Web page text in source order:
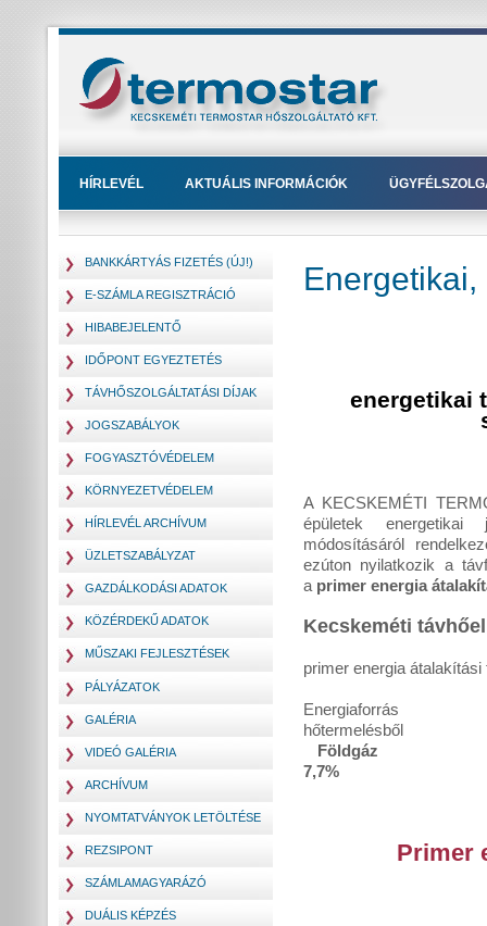
HÍRLEVÉL AKTUÁLIS INFORMÁCIÓK
BANKKÁRTYÁS FIZETÉS (ÚJ!)
E-SZÁMLA REGISZTRÁCIÓ
HIBABEJELENTŐ
IDŐPONT EGYEZTETÉS
TÁVHŐSZOLGÁLTATÁSI DÍJAK
JOGSZABÁLYOK
FOGYASZTÓVÉDELEM
KÖRNYEZETVÉDELEM
HÍRLEVÉL ARCHÍVUM
ÜZLETSZABÁLYZAT
GAZDÁLKODÁSI ADATOK
KÖZÉRDEKŰ ADATOK
MŰSZAKI FEJLESZTÉSEK
PÁLYÁZATOK
GALÉRIA
VIDEÓ GALÉRIA
ARCHÍVUM
NYOMTATVÁNYOK LETÖLTÉSE
REZSIPONT
SZÁMLAMAGYARÁZÓ
DUÁLIS KÉPZÉS
energetikai
A KECSKEMÉTI
épületek energetikai
módosításáról
ezúton nyilatkozik a
a primer energia
Kecskeméti
primer energia
Energiaforrás
hőtermelésből
7,7%
Primer